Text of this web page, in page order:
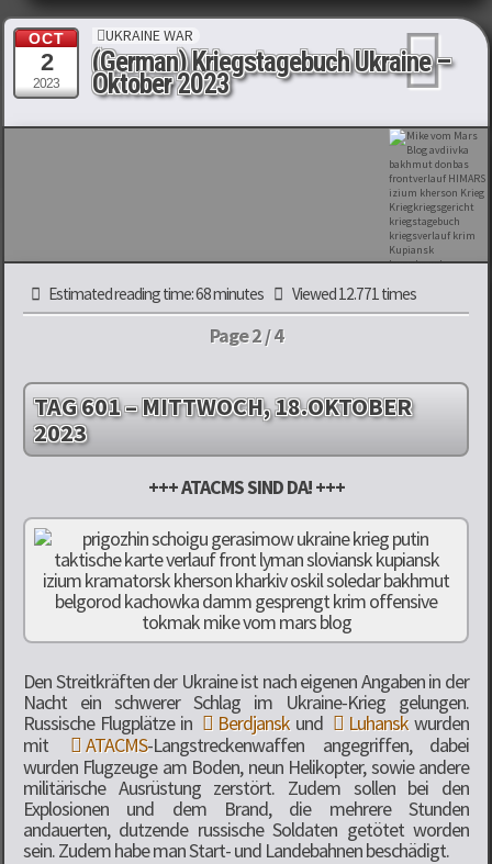
OCT
2
2023
UKRAINE WAR
(German) Kriegstagebuch Ukraine –
Oktober 2023
Estimated reading time: 68 minutes Viewed 12.771 times
Page 2 / 4
TAG 601 – MITTWOCH, 18.OKTOBER
2023
+++ ATACMS SIND DA! +++
Den Streitkräften der Ukraine ist nach eigenen Angaben in der
Nacht ein schwerer Schlag im Ukraine-Krieg gelungen.
Russische Flugplätze in
Berdjanskund Luhanskwurden
mit
ATACMS-Langstreckenwaffen angegriffen, dabei
wurden Flugzeuge am Boden, neun Helikopter, sowie andere
militärische Ausrüstung zerstört. Zudem sollen bei den
Explosionen und dem Brand, die mehrere Stunden
andauerten, dutzende russische Soldaten getötet worden
sein. Zudem habe man Start- und Landebahnen beschädigt.